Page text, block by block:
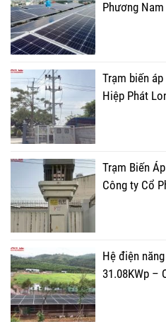
Phương Nam
Trạm biến
Hiệp Phát
Trạm Biến
Công ty Cổ
Hệ điện
31.08KWp –